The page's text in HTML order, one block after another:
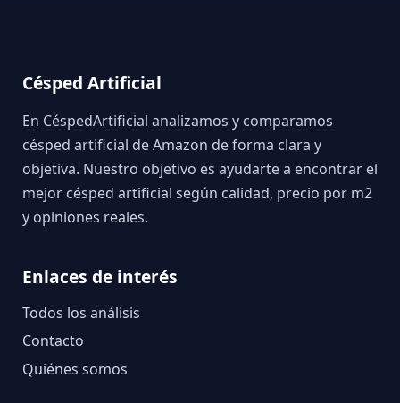
Césped Artificial
En CéspedArtificial analizamos y comparamos
césped artificial de Amazon de forma clara y
objetiva. Nuestro objetivo es ayudarte a encontrar el
mejor césped artificial según calidad, precio por m2
y opiniones reales.
Enlaces de interés
Todos los análisis
Contacto
Quiénes somos